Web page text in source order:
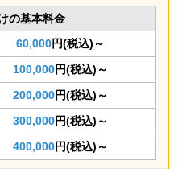
の基本料金
60,000円(税込)～
100,000円(税込)～
200,000円(税込)～
300,000円(税込)～
400,000円(税込)～